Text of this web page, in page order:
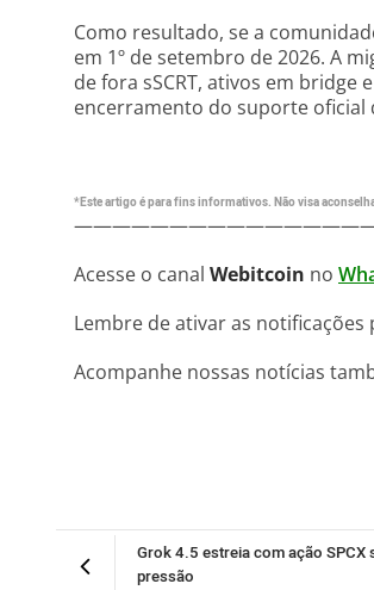
Como resultado, se a
em 1º de setembro de 2026. A
de fora sSCRT, ativos em
encerramento do suporte oficial
*Este artigo é para fins informativos. Não visa
Acesse o canal Webitcoin no
Lembre de ativar as
Acompanhe nossas notícias
Grok 4.5 estreia com ação SPCX
pressão